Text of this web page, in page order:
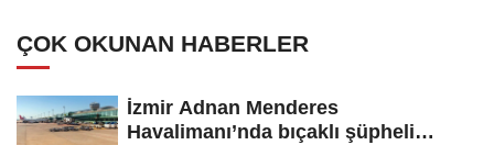
ÇOK OKUNAN HABERLER
İzmir Adnan Menderes
Havalimanı’nda bıçaklı şüpheli